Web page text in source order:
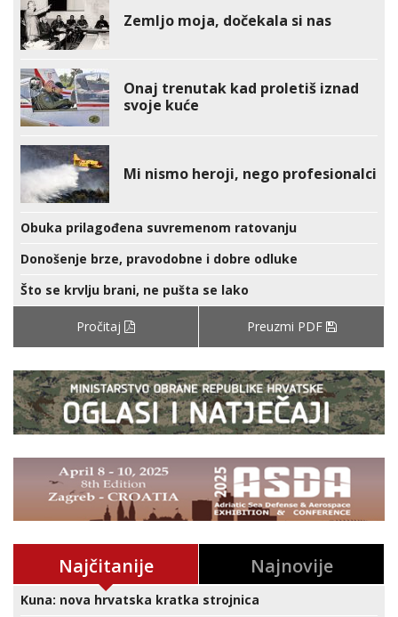
Zemljo moja, dočekala si nas
Onaj trenutak kad proletiš iznad
svoje kuće
Mi nismo heroji, nego profesionalci
Obuka prilagođena suvremenom ratovanju
Donošenje brze, pravodobne i dobre odluke
Što se krvlju brani, ne pušta se lako
Pročitaj Preuzmi PDF
Najčitanije Najnovije
Kuna: nova hrvatska kratka strojnica